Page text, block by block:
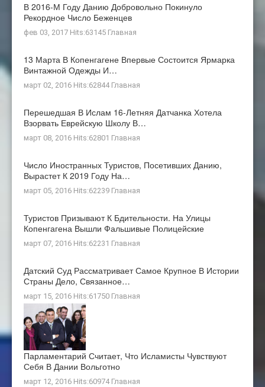
В 2016-М Году Данию Добровольно Покинуло
Рекордное Число Беженцев
фев 03, 2017 Hits:63145 Главная
13 Марта В Копенгагене Впервые Состоится Ярмарка
Винтажной Одежды И…
март 02, 2016 Hits:62844 Главная
Перешедшая В Ислам 16-Летняя Датчанка Хотела
Взорвать Еврейскую Школу В…
март 08, 2016 Hits:62801 Главная
Число Иностранных Туристов, Посетивших Данию,
Вырастет К 2019 Году На…
март 05, 2016 Hits:62239 Главная
Туристов Призывают К Бдительности. На Улицы
Копенгагена Вышли Фальшивые Полицейские
март 07, 2016 Hits:62231 Главная
Датский Суд Рассматривает Самое Крупное В Истории
Страны Дело, Связанное…
март 15, 2016 Hits:61750 Главная
Парламентарий Считает, Что Исламисты Чувствуют
Себя В Дании Вольготно
март 12, 2016 Hits:60974 Главная